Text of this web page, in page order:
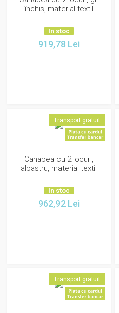
închis, material textil
In stoc
919,78 Lei
Transport gratuit
Canapea cu 2 locuri,
albastru, material textil
In stoc
962,92 Lei
Transport gratuit